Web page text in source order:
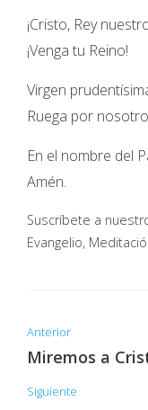
¡Cristo, Rey
¡Venga tu Reino!
Virgen
Ruega por
En el nombre del
Amén.
Suscríbete a
Evangelio,
Anterior
Miremos a
Siguiente